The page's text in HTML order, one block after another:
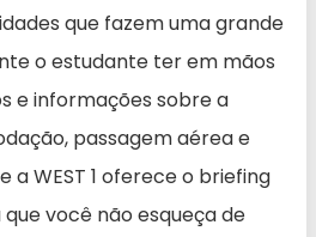
que fazem uma grande
o estudante ter em mãos
e informações sobre a
passagem aérea e
a WEST 1 oferece o briefing
você não esqueça de